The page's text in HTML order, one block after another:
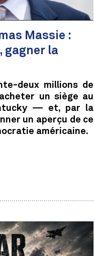
Massie :
gagner la
deux millions de
un siège au
— et, par la
un aperçu de ce
américaine.